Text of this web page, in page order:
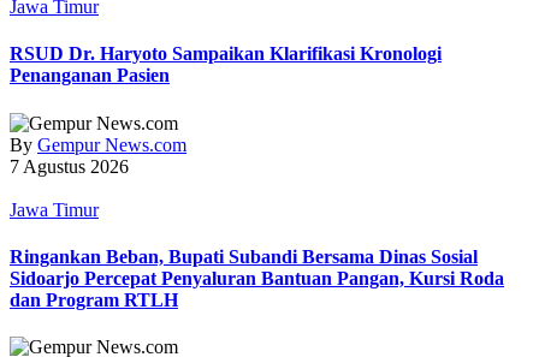
Jawa Timur
RSUD Dr. Haryoto Sampaikan Klarifikasi Kronologi
Penanganan Pasien
By Gempur News.com
7 Agustus 2026
Jawa Timur
Ringankan Beban, Bupati Subandi Bersama Dinas Sosial
Sidoarjo Percepat Penyaluran Bantuan Pangan, Kursi Roda
dan Program RTLH